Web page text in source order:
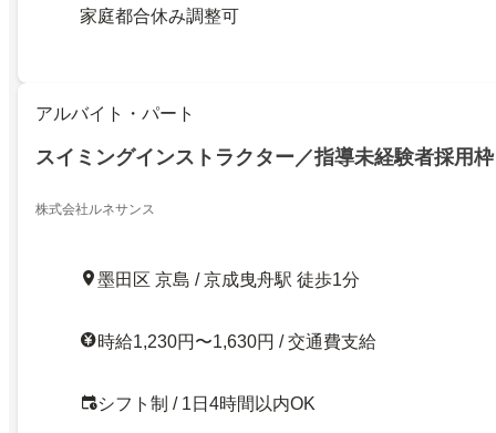
家庭都合休み調整可
アルバイト・パート
スイミングインストラクター／指導未経験者採用枠
株式会社ルネサンス
墨田区 京島 / 京成曳舟駅 徒歩1分
時給1,230円〜1,630円 / 交通費支給
シフト制 / 1日4時間以内OK